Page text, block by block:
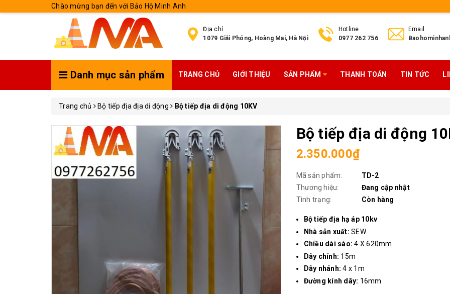
Chào mừng bạn đến với Bảo Hộ Minh Anh
Địa chỉ
1079 Giải Phóng, Hoàng Mai, Hà Nội
Hotline
0977 262 756
Email
Danh mục sản phẩm TRANG CHỦ GIỚI THIỆU SẢN PHẨM THANH TOÁN TIN TỨC
Trang chủ Bộ tiếp địa địa di động Bộ tiếp địa di động 10KV
Bộ tiếp địa di động
2.350.000₫
Mã sản phẩm:
TD-2
Thương hiệu:
Đang cập nhật
Tình trạng:
Còn hàng
Bộ tiếp địa hạ áp 10kv
Nhà sản xuất: SEW
Chiều dài sào: 4 X 620mm
Dây chính: 15m
Dây nhánh: 4 x 1m
Đường kính dây: 16mm